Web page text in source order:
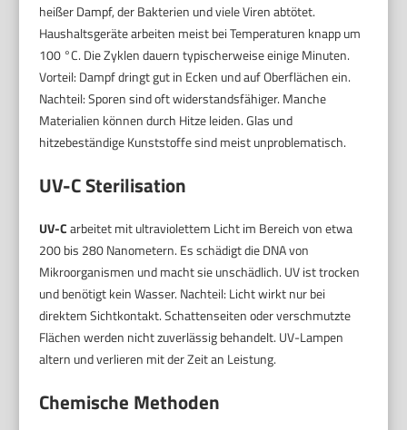
heißer Dampf, der Bakterien und viele Viren abtötet.
Haushaltsgeräte arbeiten meist bei Temperaturen knapp um
100 °C. Die Zyklen dauern typischerweise einige Minuten.
Vorteil: Dampf dringt gut in Ecken und auf Oberflächen ein.
Nachteil: Sporen sind oft widerstandsfähiger. Manche
Materialien können durch Hitze leiden. Glas und
hitzebeständige Kunststoffe sind meist unproblematisch.
UV-C Sterilisation
UV-Carbeitet mit ultraviolettem Licht im Bereich von etwa
200 bis 280 Nanometern. Es schädigt die DNA von
Mikroorganismen und macht sie unschädlich. UV ist trocken
und benötigt kein Wasser. Nachteil: Licht wirkt nur bei
direktem Sichtkontakt. Schattenseiten oder verschmutzte
Flächen werden nicht zuverlässig behandelt. UV-Lampen
altern und verlieren mit der Zeit an Leistung.
Chemische Methoden